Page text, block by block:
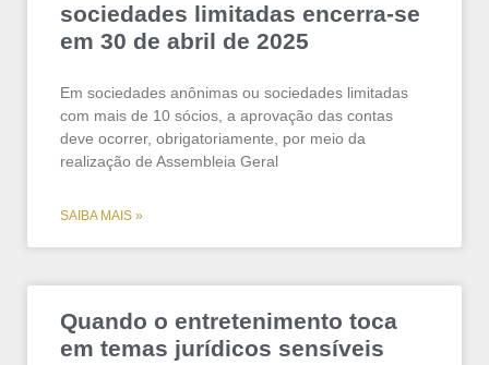
sociedades limitadas encerra-se
em 30 de abril de 2025
Em sociedades anônimas ou sociedades limitadas
com mais de 10 sócios, a aprovação das contas
deve ocorrer, obrigatoriamente, por meio da
realização de Assembleia Geral
SAIBA MAIS »
Quando o entretenimento toca
em temas jurídicos sensíveis